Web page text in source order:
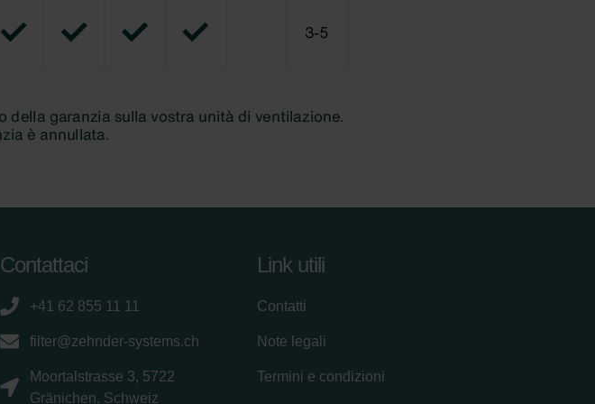
Contattaci
+41 62 855 11 11
filter@zehnder-systems.ch
Moortalstrasse 3, 5722
Gränichen, Schweiz
Link utili
Contatti
Note legali
Termini e condizioni